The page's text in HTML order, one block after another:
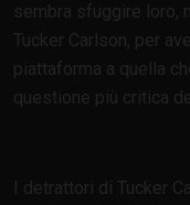
sembra sfuggire loro,
Tucker Carlson, per
piattaforma a quella
questione più critica
I detrattori di Tucker